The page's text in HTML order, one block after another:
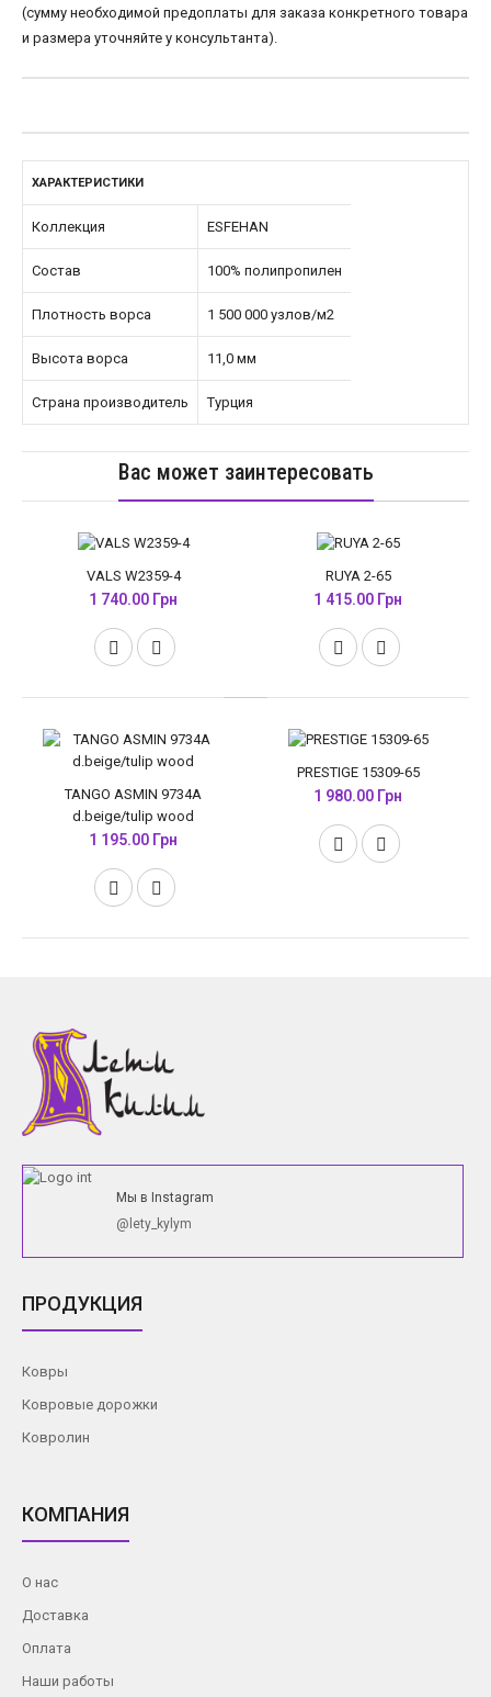
(сумму необходимой предоплаты для заказа конкретного товара
и размера уточняйте у консультанта).
ХАРАКТЕРИСТИКИ
Коллекция ESFEHAN
Состав 100% полипропилен
Плотность ворса 1 500 000 узлов/м2
Высота ворса 11,0 мм
Страна производитель Турция
Вас может заинтересовать
VALS W2359-4
1 740.00 Грн
RUYA 2-65
1 415.00 Грн
TANGO ASMIN 9734A
d.beige/tulip wood
1 195.00 Грн
PRESTIGE 15309-65
1 980.00 Грн
Мы в Instagram
@lety_kylym
ПРОДУКЦИЯ
Ковры
Ковровые дорожки
Ковролин
КОМПАНИЯ
О нас
Доставка
Оплата
Наши работы